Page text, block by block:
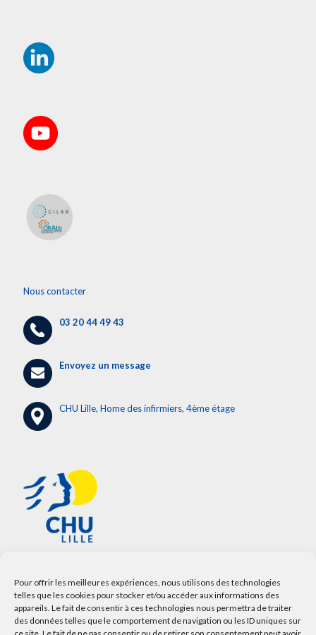
Pour offrir les meilleures expériences, nous utilisons des technologies
telles que les cookies pour stocker et/ou accéder aux informations des
appareils. Le fait de consentir à ces technologies nous permettra de traiter
des données telles que le comportement de navigation ou les ID uniques sur
Nous contacter
03 20 44 49 43
Envoyez un message
CHU Lille, Home des infirmiers, 4ème étage